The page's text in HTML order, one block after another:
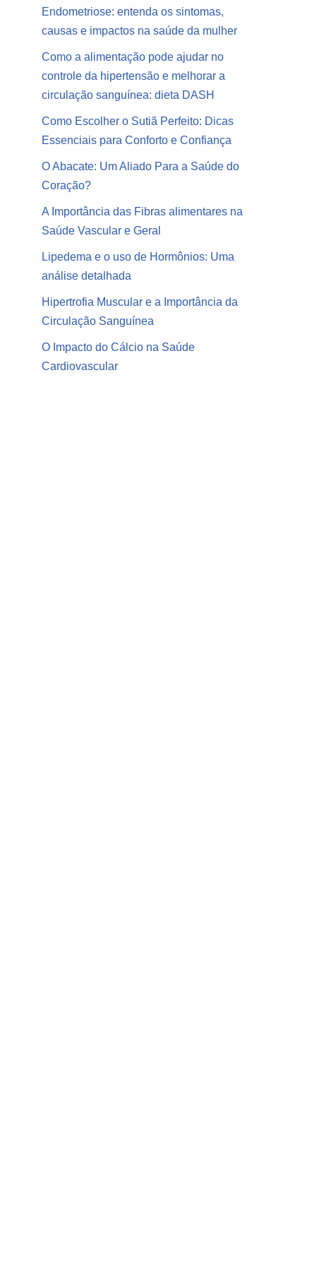
Endometriose: entenda os sintomas,
causas e impactos na saúde da mulher
Como a alimentação pode ajudar no
controle da hipertensão e melhorar a
circulação sanguínea: dieta DASH
Como Escolher o Sutiã Perfeito: Dicas
Essenciais para Conforto e Confiança
O Abacate: Um Aliado Para a Saúde do
Coração?
A Importância das Fibras alimentares na
Saúde Vascular e Geral
Lipedema e o uso de Hormônios: Uma
análise detalhada
Hipertrofia Muscular e a Importância da
Circulação Sanguínea
O Impacto do Cálcio na Saúde
Cardiovascular